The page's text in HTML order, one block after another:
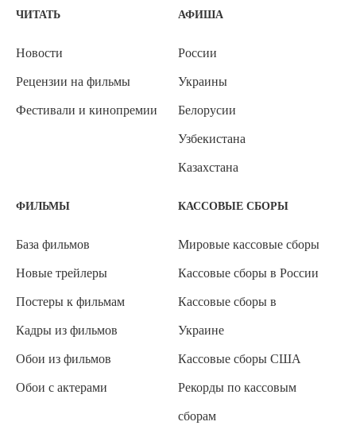
ЧИТАТЬ
Новости
Рецензии на фильмы
Фестивали и кинопремии
АФИША
России
Украины
Белорусии
Узбекистана
Казахстана
ФИЛЬМЫ
База фильмов
Новые трейлеры
Постеры к фильмам
Кадры из фильмов
Обои из фильмов
Обои с актерами
КАССОВЫЕ СБОРЫ
Мировые кассовые сборы
Кассовые сборы в России
Кассовые сборы в
Украине
Кассовые сборы США
Рекорды по кассовым
сборам